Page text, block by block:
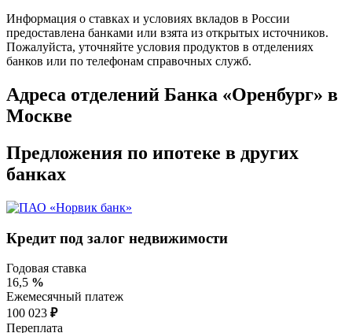
Информация о ставках и условиях вкладов в России
предоставлена банками или взята из открытых источников.
Пожалуйста, уточняйте условия продуктов в отделениях
банков или по телефонам справочных служб.
Адреса отделений Банка «Оренбург» в
Москве
Предложения по ипотеке в других
банках
Кредит под залог недвижимости
Годовая ставка
16,5 %
Ежемесячный платеж
100 023 ₽
Переплата